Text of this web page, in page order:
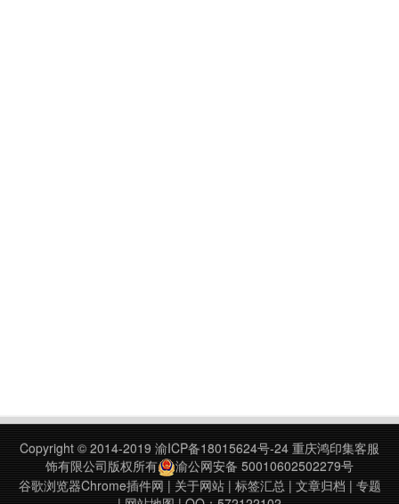
Copyright © 2014-2019 渝ICP备18015624号-24 重庆鸿印集客服
饰有限公司版权所有
渝公网安备 50010602502279号
谷歌浏览器Chrome插件网 | 关于网站| 标签汇总| 文章归档 | 专题